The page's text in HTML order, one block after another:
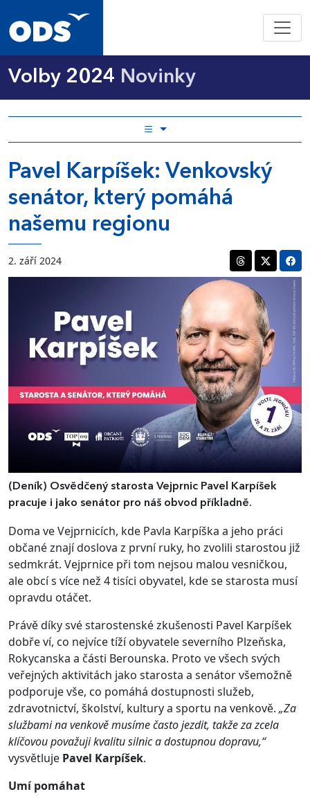
Volby 2024 Novinky
Pavel Karpíšek: Venkovský
senátor, který pomáhá
našemu regionu
2. září 2024
(Deník) Osvědčený starosta Vejprnic Pavel Karpíšek
pracuje i jako senátor pro náš obvod příkladně.
Doma ve Vejprnicích, kde Pavla Karpíška a jeho práci
občané znají doslova z první ruky, ho zvolili starostou již
sedmkrát. Vejprnice při tom nejsou malou vesničkou,
ale obcí s více než 4 tisíci obyvatel, kde se starosta musí
opravdu otáčet.
Právě díky své starostenské zkušenosti Pavel Karpíšek
dobře ví, co nejvíce tíží obyvatele severního Plzeňska,
Rokycanska a části Berounska. Proto ve všech svých
veřejných aktivitách jako starosta a senátor všemožně
podporuje vše, co pomáhá dostupnosti služeb,
zdravotnictví, školství, kultury a sportu na venkově. „Za
službami na venkově musíme často jezdit, takže za zcela
klíčovou považuji kvalitu silnic a dostupnou dopravu,“
vysvětluje Pavel Karpíšek.
Umí pomáhat